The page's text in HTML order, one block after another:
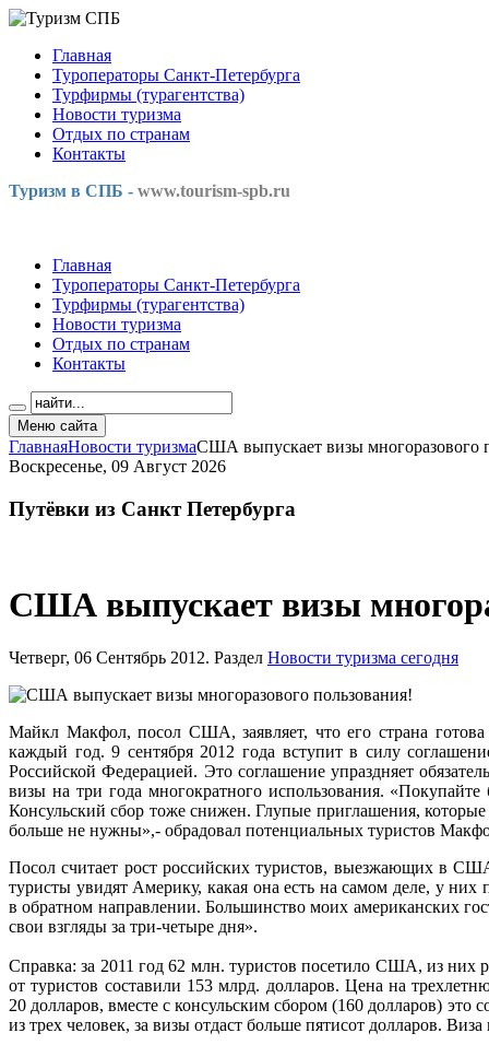
Главная
Туроператоры Санкт-Петербурга
Турфирмы (турагентства)
Новости туризма
Отдых по странам
Контакты
Туризм в СПБ - www.tourism-spb.ru
Главная
Туроператоры Санкт-Петербурга
Турфирмы (турагентства)
Новости туризма
Отдых по странам
Контакты
Меню сайта
ГлавнаяНовости туризмаСША выпускает визы многоразового
Воскресенье, 09 Август 2026
Путёвки из Санкт Петербурга
США выпускает визы
Четверг, 06 Сентябрь 2012. Раздел Новости туризма сегодня
Майкл Макфол, посол США, заявляет, что его страна
каждый год. 9 сентября 2012 года вступит в силу
Российской Федерацией. Это соглашение упраздняет
визы на три года многократного использования.
Консульский сбор тоже снижен. Глупые приглашения,
больше не нужны»,- обрадовал потенциальных туристов
Посол считает рост российских туристов, выезжающих в
туристы увидят Америку, какая она есть на самом деле, у
в обратном направлении. Большинство моих американских
свои взгляды за три-четыре дня».
Справка: за 2011 год 62 млн. туристов посетило США, из них
от туристов составили 153 млрд. долларов. Цена на
20 долларов, вместе с консульским сбором (160 долларов) это
из трех человек, за визы отдаст больше пятисот долларов.